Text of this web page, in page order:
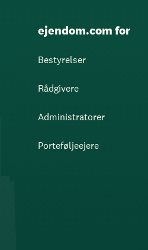
ejendom.com for
Bestyrelser
Rådgivere
Administratorer
Porteføljeejere